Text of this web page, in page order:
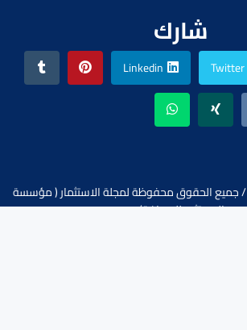
شارك
Twitter
Linkedin
تأسس في يونيو 2018 / جميع الحقوق محفوظة لمجلة الاستثمار ( مؤسسة
المستثمر للصحافة).